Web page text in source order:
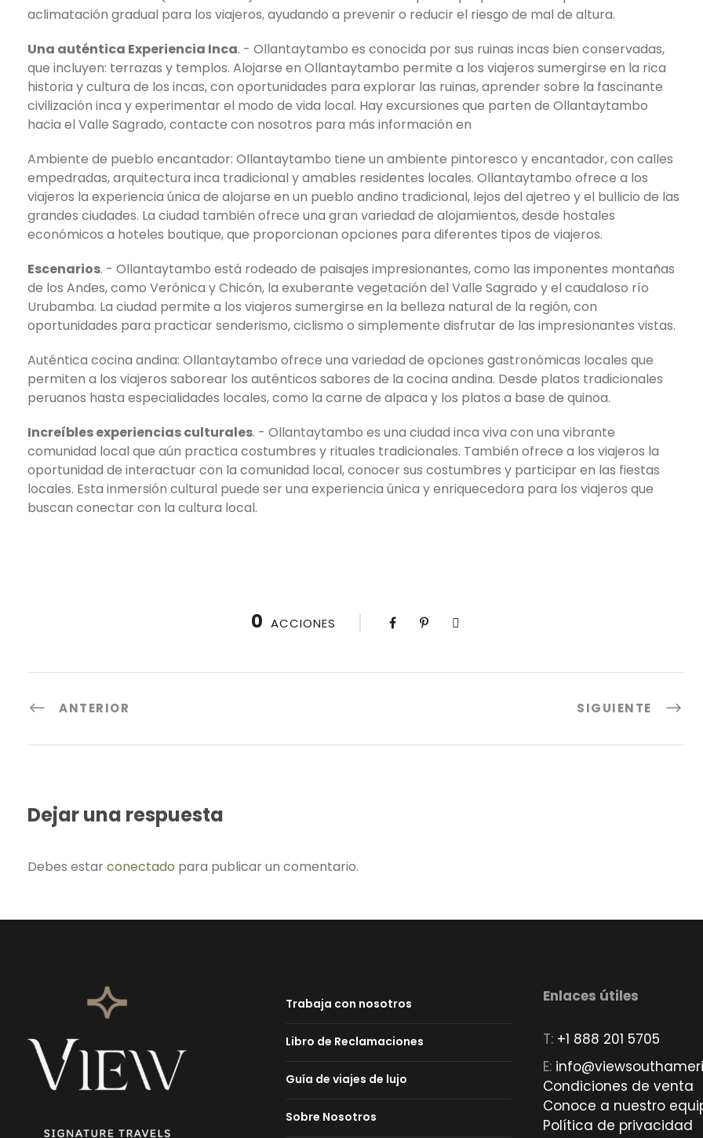
aclimatación gradual para los viajeros, ayudando a prevenir o reducir el riesgo de mal de altura.
Una auténtica Experiencia Inca. - Ollantaytambo es conocida por sus ruinas incas bien conservadas,
que incluyen: terrazas y templos. Alojarse en Ollantaytambo permite a los viajeros sumergirse en la rica
historia y cultura de los incas, con oportunidades para explorar las ruinas, aprender sobre la fascinante
civilización inca y experimentar el modo de vida local. Hay excursiones que parten de Ollantaytambo
hacia el Valle Sagrado, contacte con nosotros para más información en
Ambiente de pueblo encantador: Ollantaytambo tiene un ambiente pintoresco y encantador, con calles
empedradas, arquitectura inca tradicional y amables residentes locales. Ollantaytambo ofrece a los
viajeros la experiencia única de alojarse en un pueblo andino tradicional, lejos del ajetreo y el bullicio de las
grandes ciudades. La ciudad también ofrece una gran variedad de alojamientos, desde hostales
económicos a hoteles boutique, que proporcionan opciones para diferentes tipos de viajeros.
Escenarios. - Ollantaytambo está rodeado de paisajes impresionantes, como las imponentes montañas
de los Andes, como Verónica y Chicón, la exuberante vegetación del Valle Sagrado y el caudaloso río
Urubamba. La ciudad permite a los viajeros sumergirse en la belleza natural de la región, con
oportunidades para practicar senderismo, ciclismo o simplemente disfrutar de las impresionantes vistas.
Auténtica cocina andina: Ollantaytambo ofrece una variedad de opciones gastronómicas locales que
permiten a los viajeros saborear los auténticos sabores de la cocina andina. Desde platos tradicionales
peruanos hasta especialidades locales, como la carne de alpaca y los platos a base de quinoa.
Increíbles experiencias culturales. - Ollantaytambo es una ciudad inca viva con una vibrante
comunidad local que aún practica costumbres y rituales tradicionales. También ofrece a los viajeros la
oportunidad de interactuar con la comunidad local, conocer sus costumbres y participar en las fiestas
locales. Esta inmersión cultural puede ser una experiencia única y enriquecedora para los viajeros que
buscan conectar con la cultura local.
0 ACCIONES
ANTERIOR SIGUIENTE
Dejar una respuesta
Debes estarconectado para publicar un comentario.
Trabaja con nosotros
Libro de Reclamaciones
Guía de viajes de lujo
Sobre Nosotros
Enlaces útiles
T: +1 888 201 5705
E:
Condiciones de venta
Conoce a nuestro
Política de privacidad